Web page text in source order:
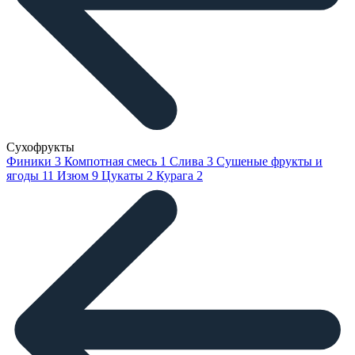
Сухофрукты
Финики 3 Компотная смесь 1 Слива 3 Сушеные фрукты и
ягоды 11 Изюм 9 Цукаты 2 Курага 2